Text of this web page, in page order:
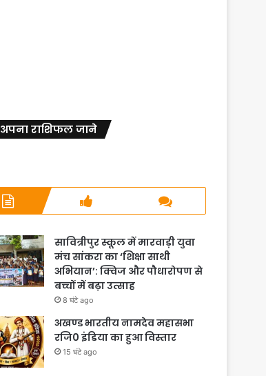
अपना राशिफल जाने
सावित्रीपुर स्कूल में मारवाड़ी युवा
मंच सांकरा का ‘शिक्षा साथी
अभियान’: क्विज और पौधारोपण से
बच्चों में बढ़ा उत्साह
8 घंटे ago
अखण्ड भारतीय नामदेव महासभा
रजि0 इंडिया का हुआ विस्तार
15 घंटे ago